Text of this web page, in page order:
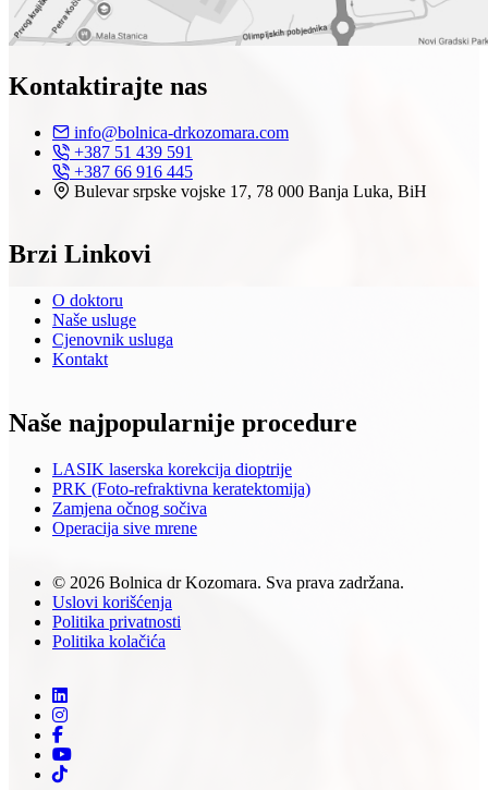
Kontaktirajte nas
info@bolnica-drkozomara.com
+387 51 439 591
+387 66 916 445
Bulevar srpske vojske 17, 78 000 Banja Luka, BiH
Brzi Linkovi
O doktoru
Naše usluge
Cjenovnik usluga
Kontakt
Naše najpopularnije procedure
LASIK laserska korekcija dioptrije
PRK (Foto-refraktivna keratektomija)
Zamjena očnog sočiva
Operacija sive mrene
© 2026 Bolnica dr Kozomara. Sva prava zadržana.
Uslovi korišćenja
Politika privatnosti
Politika kolačića